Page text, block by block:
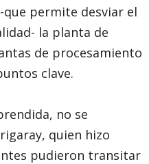
que permite desviar el
la planta de
de procesamiento
clave.
no se
quien hizo
pudieron transitar